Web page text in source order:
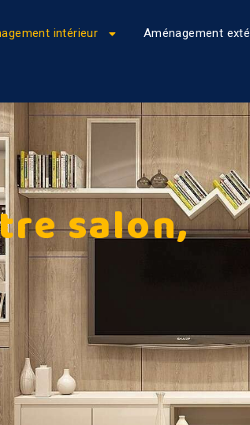
intérieur Aménagement
salon,